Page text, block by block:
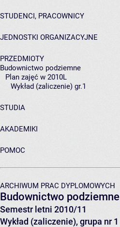
STUDENCI, PRACOWNICY
JEDNOSTKI ORGANIZACYJNE
PRZEDMIOTY
Budownictwo podziemne
Plan zajęć w 2010L
Wykład (zaliczenie) gr.1
STUDIA
AKADEMIKI
POMOC
ARCHIWUM PRAC DYPLOMOWYCH
Budownictwo podziemne
Semestr letni 2010/11
Wykład (zaliczenie), grupa nr 1